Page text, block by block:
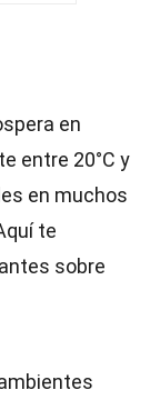
en
entre 20°C y
en muchos
te
sobre